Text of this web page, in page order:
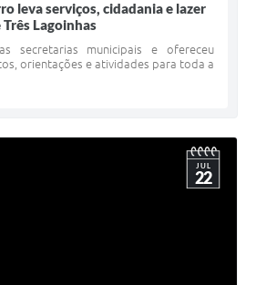
leva serviços, cidadania e lazer
Lagoinhas
secretarias municipais e ofereceu
orientações e atividades para toda a
JUL
22